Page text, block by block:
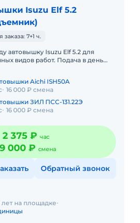
Isuzu Elf 5.2
7+1 ч.
автовышку Isuzu Elf 5.2 для
видов работ. Подача в день
Aichi ISH50A
16 000 ₽ смена
ЗИЛ ПСС-131.22Э
16 000 ₽ смена
2 375 ₽ час
000 ₽ смена
Обратный звонок
лет на площадке